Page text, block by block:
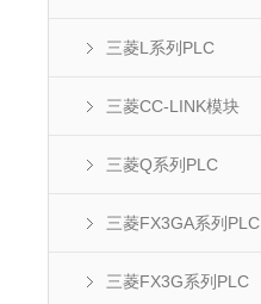
三菱L系列PLC
三菱CC-LINK模块
三菱Q系列PLC
三菱FX3GA系列PLC
三菱FX3G系列PLC